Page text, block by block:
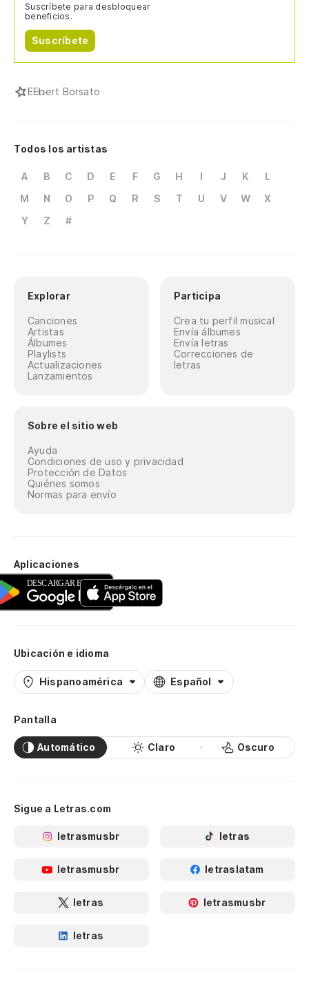
Suscríbete para desbloquear
beneficios.
Suscríbete
EEbert Borsato
Todos los artistas
A B C D E F G H I J K
L
M
N O P Q R S T U V W
X
Y
Z #
Explorar
Canciones
Artistas
Álbumes
Playlists
Actualizaciones
Lanzamientos
Participa
Crea tu perfil musical
Envía álbumes
Envía letras
Correcciones de
letras
Sobre el sitio web
Ayuda
Condiciones de uso y privacidad
Protección de Datos
Quiénes somos
Normas para envío
Aplicaciones
Ubicación e idioma
Hispanoamérica Español
Pantalla
Automático Claro Oscuro
Sigue a Letras.com
letrasmusbr letras
letrasmusbr letraslatam
letras letrasmusbr
letras